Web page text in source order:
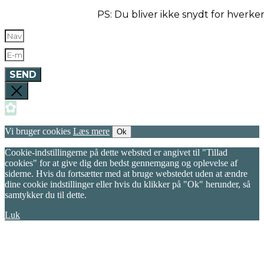
PS: Du bliver ikke snydt for
SEND
✿
Vi bruger cookies Læs mere Ok
Cookie-indstillingerne på dette websted er angivet til "Tillad
cookies" for at give dig den bedst gennemgang og oplevelse af
siderne. Hvis du fortsætter med at bruge webstedet uden at ændre
dine cookie indstillinger eller hvis du klikker på "Ok" herunder, så
samtykker du til dette.
Luk